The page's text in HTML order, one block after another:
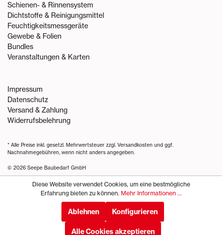
Schienen- & Rinnensystem
Dichtstoffe & Reinigungsmittel
Feuchtigkeitsmessgeräte
Gewebe & Folien
Bundles
Veranstaltungen & Karten
Impressum
Datenschutz
Versand & Zahlung
Widerrufsbelehrung
© 2026 Seepe Baubedarf GmbH
* Alle Preise inkl. gesetzl. Mehrwertsteuer zzgl. Versandkosten und ggf.
Nachnahmegebühren, wenn nicht anders angegeben.
Diese Website verwendet Cookies, um eine bestmögliche
Erfahrung bieten zu können. Mehr Informationen ...
Ablehnen Konfigurieren
Alle Cookies akzeptieren